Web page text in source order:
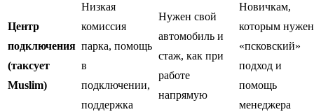
Центр
подключения
(таксует
Muslim)
Низкая
комиссия
парка, помощь
в
подключении,
поддержка
Нужен свой
автомобиль и
стаж, как при
работе
напрямую
Новичкам,
которым нужен
«псковский»
подход и
помощь
менеджера